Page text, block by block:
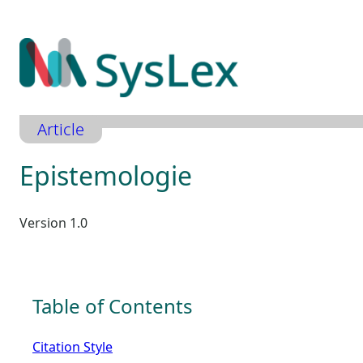
Inhalt
springen
Article
Epistemologie
Version 1.0
Table of Contents
Citation Style